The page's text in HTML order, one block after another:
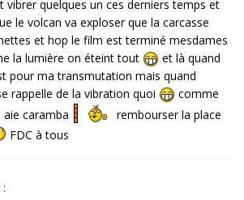
vibrer quelques un ces derniers temps et
le volcan va exploser que la carcasse
et hop le film est terminé mesdames
la lumière on éteint tout
et là quand
pour ma transmutation mais quand
rappelle de la vibration quoi
comme
aie caramba
rembourser la place
FDC à tous